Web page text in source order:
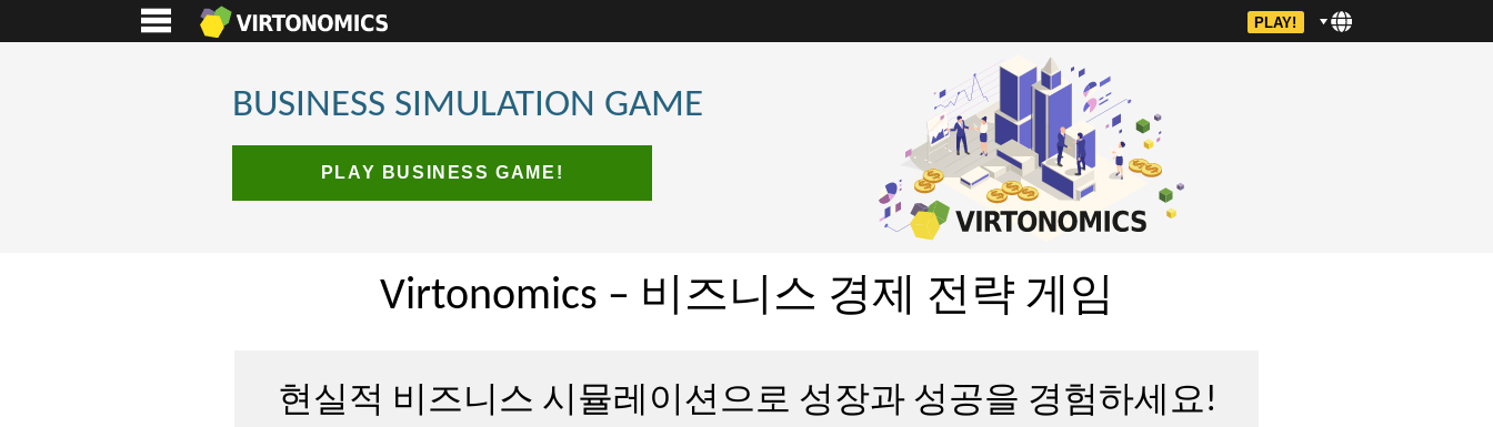
PLAY!
BUSINESS SIMULATION GAME
PLAY BUSINESS GAME!
Virtonomics – 비즈니스 경제 전략 게임
현실적 비즈니스 시뮬레이션으로 성장과 성공을 경험하세요!